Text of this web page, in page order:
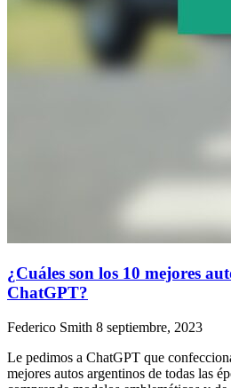
¿Cuáles son los 10 mejores
ChatGPT?
Federico Smith 8 septiembre, 2023
Le pedimos a ChatGPT que
mejores autos argentinos de todas las